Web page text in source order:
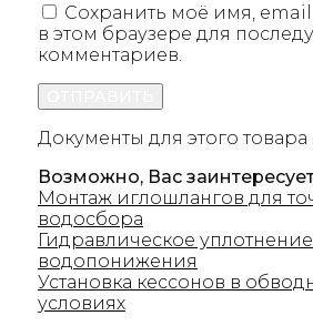
Сохранить моё имя, email
в этом браузере для
комментариев.
Документы для этого товара
Возможно, Вас
Монтаж иглошлангов для
водосбора
Гидравлическое
водопонижения
Установка кессонов в
условиях